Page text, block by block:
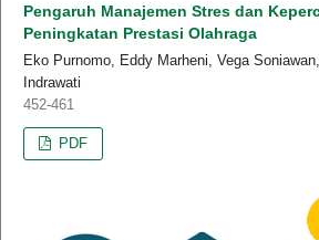
Pengaruh Manajemen Stres dan
Peningkatan Prestasi Olahraga
Eko Purnomo, Eddy Marheni, Vega
Indrawati
452-461
PDF